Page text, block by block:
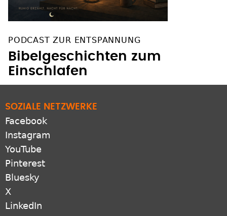
PODCAST ZUR ENTSPANNUNG
Bibelgeschichten zum
Einschlafen
SOZIALE NETZWERKE
Facebook
Instagram
YouTube
Pinterest
Bluesky
X
LinkedIn